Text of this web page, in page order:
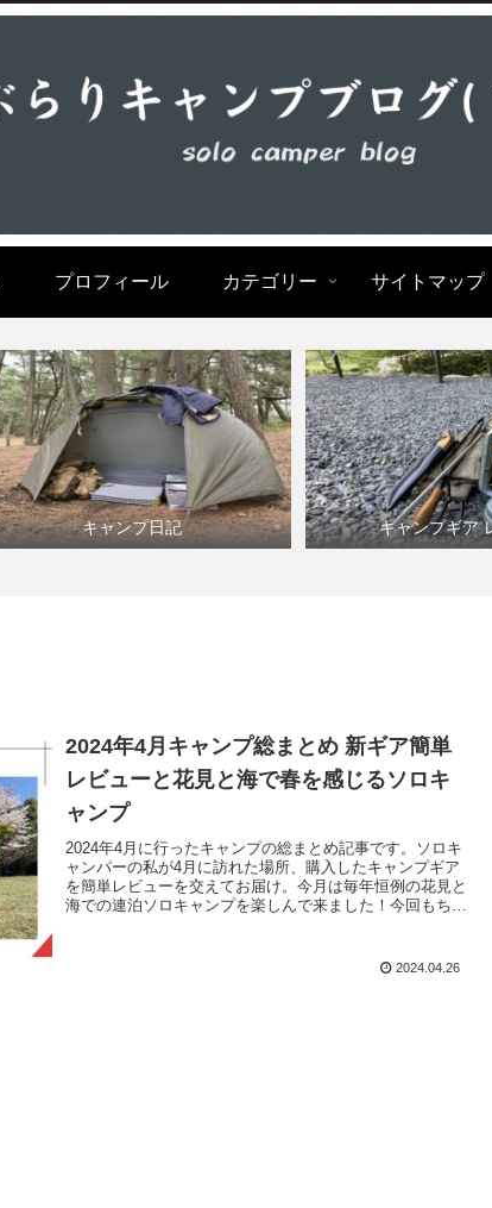
プロフィール カテゴリー サイトマップ
キャンプ日記 キャンプギア
2024年4月キャンプ総まとめ 新ギア簡単
レビューと花見と海で春を感じるソロキ
ャンプ
2024年4月に行ったキャンプの総まとめ記事です。ソロキ
ャンパーの私が4月に訪れた場所、購入したキャンプギア
を簡単レビューを交えてお届け。今月は毎年恒例の花見と
海での連泊ソロキャンプを楽しんで来ました！今回もちょ
2024.04.26